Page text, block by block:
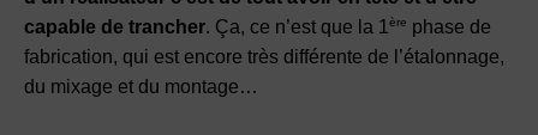
capable de trancher. Ça, ce n’est que la 1 ère phase de
fabrication, qui est encore très différente de l’étalonnage,
du mixage et du montage…